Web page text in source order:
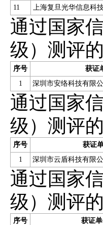
11
上海复旦光华信息科
通过国家
级）测评
序号
获证
1
深圳市安络科技有限公
通过国家
级）测评
序号
获证
1
深圳市云盾科技有限公
通过国家
级）测评
序号
获证